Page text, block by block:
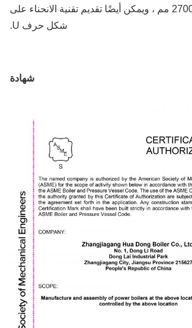
أقصى طول: 27000 مم ، ويمكن أيضًا تقديم تقنية الانحناء على
شكل حرف U.
شهادة